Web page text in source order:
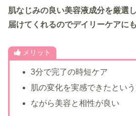
肌なじみの良い美容液成分を厳選
届けてくれるのでデイリーケアに
メリット
3分で完了の時短ケア
肌の変化を実感できたとい
ながら美容と相性が良い